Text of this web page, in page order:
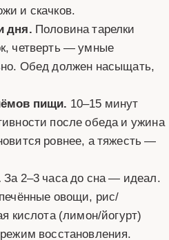
и скачков.
дня. Половина тарелки
четверть — умные
Обед должен насыщать,
пищи. 10–15 минут
после обеда и ужина
ровнее, а тяжесть —
За 2–3 часа до сна — идеал.
овощи, рис/
кислота (лимон/йогурт)
восстановления.